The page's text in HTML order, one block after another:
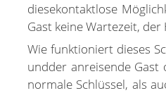
diesekontaktlose
Gast keine Wartezeit,
Wie funktioniert dieses
undder anreisende
normale Schlüssel, als